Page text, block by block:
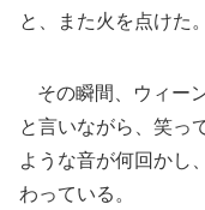
と、また火を点けた。
その瞬間、ウィー
と言いながら、笑っ
ような音が何回かし
わっている。